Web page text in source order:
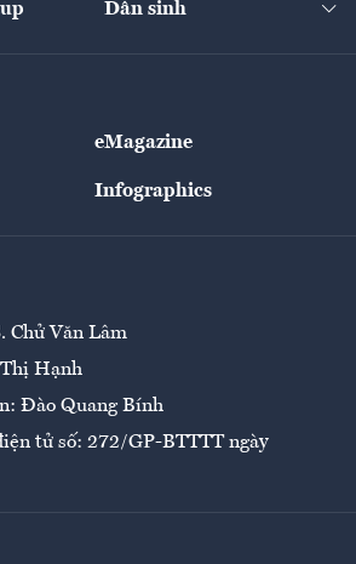
Nông sản
Giải trí
Dân sinh
eMagazine
Infographics
Chử Văn Lâm
Hạnh
Đào Quang Bính
tử số: 272/GP-BTTTT ngày